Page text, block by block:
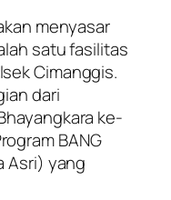
menyasar
satu fasilitas
Cimanggis.
dari
ke-
BANG
Asri) yang